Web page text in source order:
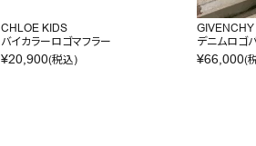
CHLOE KIDS
バイカラーロゴマフラー
¥20,900(税込)
デニムロゴ
¥66,000(